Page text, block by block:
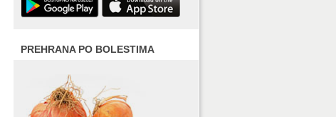
PREHRANA PO BOLESTIMA